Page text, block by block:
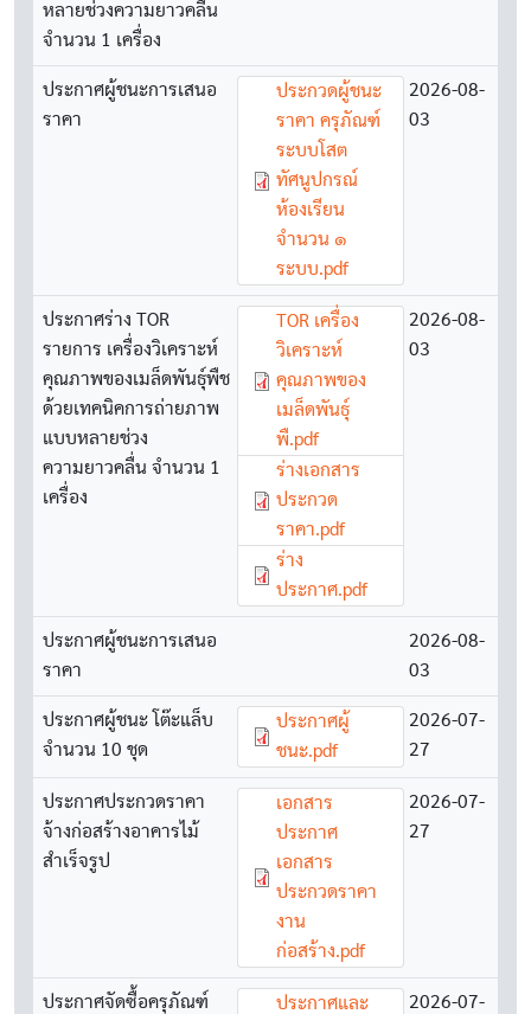
หลายช่วงความยาวคลื่น
จำนวน 1 เครื่อง
ประกาศผู้ชนะการเสนอ
ราคา
Document
ประกวดผู้ชนะ
ราคา ครุภัณฑ์
ระบบโสต
ทัศนูปกรณ์
ห้องเรียน
จำนวน ๑
ระบบ.pdf
2026-08-
03
ประกาศร่าง TOR
รายการ เครื่องวิเคราะห์
คุณภาพของเมล็ดพันธุ์พืช
ด้วยเทคนิคการถ่ายภาพ
แบบหลายช่วง
ความยาวคลื่น จำนวน 1
เครื่อง
Document
TOR เครื่อง
วิเคราะห์
คุณภาพของ
เมล็ดพันธุ์
พื.pdf
Document
ร่างเอกสาร
ประกวด
ราคา.pdf
Document
ร่าง
ประกาศ.pdf
2026-08-
03
ประกาศผู้ชนะการเสนอ
ราคา
2026-08-
03
ประกาศผู้ชนะ โต๊ะแล็บ
จำนวน 10 ชุด
Document
ประกาศผู้
ชนะ.pdf
2026-07-
27
ประกาศประกวดราคา
จ้างก่อสร้างอาคารไม้
สำเร็จรูป
Document
เอกสาร
ประกาศ
เอกสาร
ประกวดราคา
งาน
ก่อสร้าง.pdf
2026-07-
27
ประกาศจัดซื้อครุภัณฑ์
Document
ประกาศและ
2026-07-